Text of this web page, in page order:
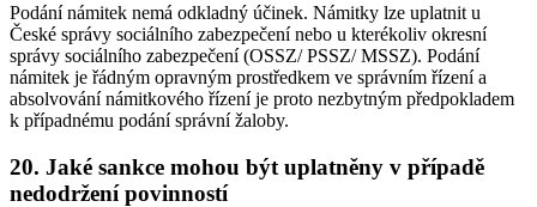
Podání námitek nemá odkladný účinek. Námitky lze uplatnit u
České správy sociálního zabezpečení nebo u kterékoliv okresní
správy sociálního zabezpečení (OSSZ/ PSSZ/ MSSZ). Podání
námitek je řádným opravným prostředkem ve správním řízení a
absolvování námitkového řízení je proto nezbytným předpokladem
k případnému podání správní žaloby.
20. Jaké sankce mohou být uplatněny v případě
nedodržení povinností